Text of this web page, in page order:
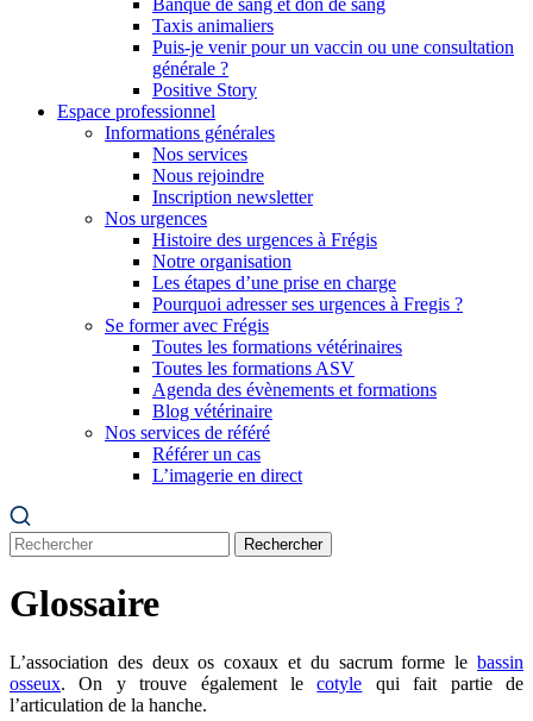
Banque de sang et don de sang
Taxis animaliers
Puis-je venir pour un vaccin ou une consultation
générale ?
Positive Story
Espace professionnel
Informations générales
Nos services
Nous rejoindre
Inscription newsletter
Nos urgences
Histoire des urgences à Frégis
Notre organisation
Les étapes d’une prise en charge
Pourquoi adresser ses urgences à Fregis ?
Se former avec Frégis
Toutes les formations vétérinaires
Toutes les formations ASV
Agenda des évènements et formations
Blog vétérinaire
Nos services de référé
Référer un cas
L’imagerie en direct
Rechercher
Glossaire
L’association des deux os coxaux et du sacrum forme le bassin
osseux. On y trouve également lecotyle qui fait partie de
l’articulation de la hanche.